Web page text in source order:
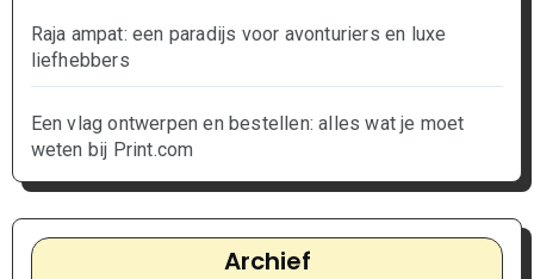
Raja ampat: een paradijs voor avonturiers en luxe
liefhebbers
Een vlag ontwerpen en bestellen: alles wat je moet
weten bij Print.com
Archief